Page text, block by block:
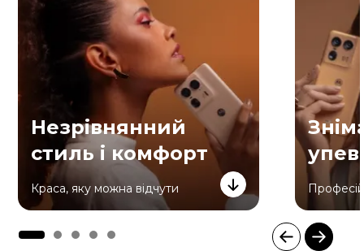
Незрівнянний
стиль і комфорт
Краса, яку можна відчути